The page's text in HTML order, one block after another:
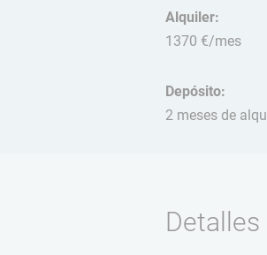
Alquiler:
1370 €/mes
Depósito:
2 meses de
Detalles